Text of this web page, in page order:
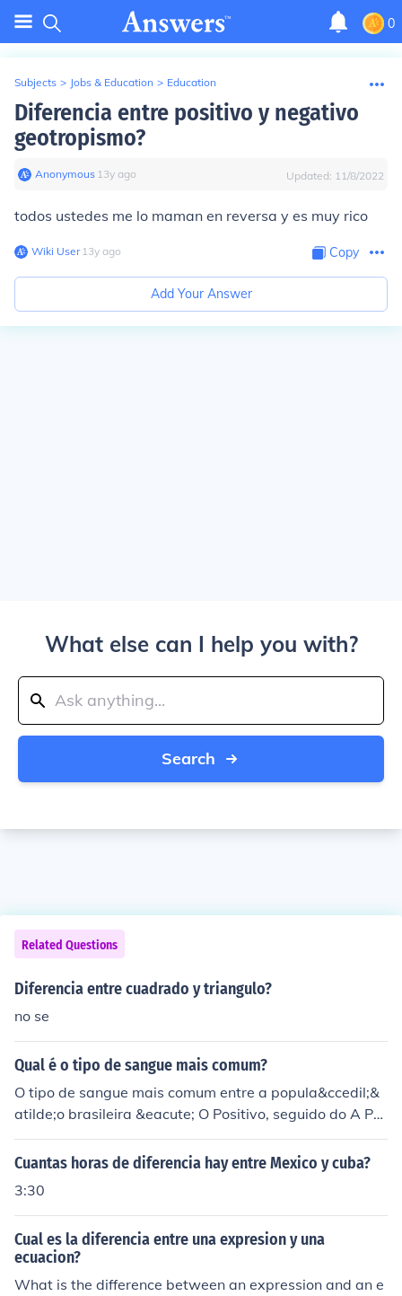
0
Subjects > Jobs & Education > Education
Diferencia entre positivo y negativo
geotropismo?
Anonymous∙ 13y ago Updated: 11/8/2022
todos ustedes me lo maman en reversa y es muy rico
Wiki User∙13y ago Copy
Add Your Answer
What else can I help you with?
Search
Related Questions
Diferencia entre cuadrado y triangulo?
no se
Qual é o tipo de sangue mais comum?
O tipo de sangue mais comum entre a popula&ccedil;&
atilde;o brasileira &eacute; O Positivo, seguido do A Po
sitivo.
Cuantas horas de diferencia hay entre Mexico y cuba?
3:30
Cual es la diferencia entre una expresion y una
ecuacion?
What is the difference between an expression and an e